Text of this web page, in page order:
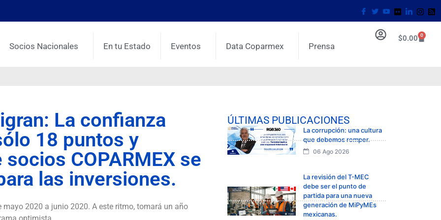
Socios Nacionales En tu Estado Eventos Data Coparmex Prensa
$0.00 0
La confianza
18 puntos y
COPARMEX se
las inversiones.
2020 a junio 2020. A este ritmo, tomará un año
ÚLTIMAS PUBLICACIONES
La corrupción: una cultura
que debemos romper.
06 Ago 2026
La revisión del T-MEC
debe ser el punto de
partida para una nueva
generación de MiPyMEs
mexicanas.